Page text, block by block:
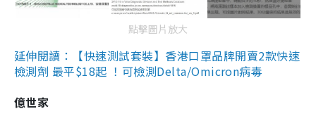
點擊圖片放大
延伸閱讀：【快速測試套裝】香港口罩品牌開賣2款快速
檢測劑 最平$18起 ！可檢測Delta/Omicron病毒
億世家